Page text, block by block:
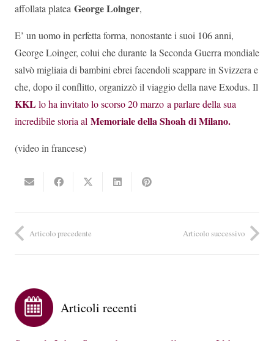
affollata platea George Loinger,
E’ un uomo in perfetta forma, nonostante i suoi 106 anni,
George Loinger, colui che durante la Seconda Guerra mondiale
salvò migliaia di bambini ebrei facendoli scappare in Svizzera e
che, dopo il conflitto, organizzò il viaggio della nave Exodus. Il
KKLlo ha invitato lo scorso 20 marzo a parlare della sua
incredibile storia al Memoriale della Shoah di Milano.
(video in francese)
Articolo precedente Articolo successivo
Articoli recenti